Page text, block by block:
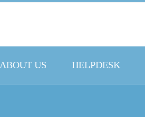
ABOUT US HELPDESK